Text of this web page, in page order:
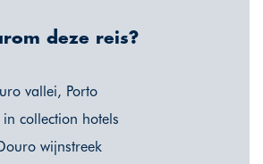
deze reis?
vallei, Porto
collection hotels
wijnstreek